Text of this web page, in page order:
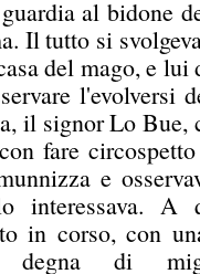
al bidone
Il tutto si
del mago, e lui
l'evolversi
il signor Lo Bue,
fare
e
interessava. A
in corso, con
degna di